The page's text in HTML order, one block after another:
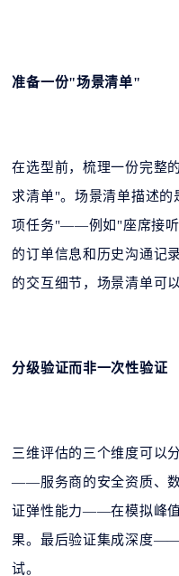
准备一份"场景清单"
在选型前，梳理一份完整
求清单"。场景清单描述
项任务"——例如"座席接听
的订单信息和历史沟通记
的交互细节，场景清单可
分级验证而非一次性验证
三维评估的三个维度可以
——服务商的安全资质、
证弹性能力——在模拟峰
果。最后验证集成深度
试。